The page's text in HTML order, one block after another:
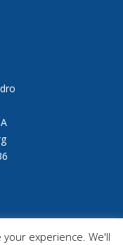
2026
experience. We'll